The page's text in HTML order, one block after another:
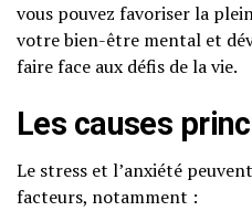
vous pouvez favoriser la
votre bien-être mental et
faire face aux défis de la vie.
Les causes
Le stress et l’anxiété
facteurs, notamment :